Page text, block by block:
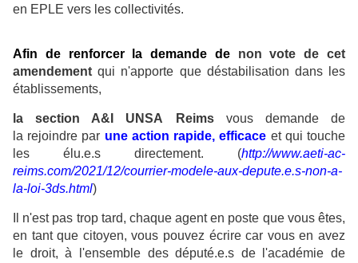
en EPLE vers les collectivités.
Afin de renforcer la demande de non vote de cet
amendement qui n'apporte que déstabilisation dans les
établissements,
la section A&I UNSA Reims vous demande de
la rejoindre par une action rapide, efficace et qui touche
les élu.e.s directement. (http://www.aeti-ac-
reims.com/2021/12/courrier-modele-aux-depute.e.s-non-a-
la-loi-3ds.html)
Il n'est pas trop tard, chaque agent en poste que vous êtes,
en tant que citoyen, vous pouvez écrire car vous en avez
le droit, à l'ensemble des député.e.s de l'académie de